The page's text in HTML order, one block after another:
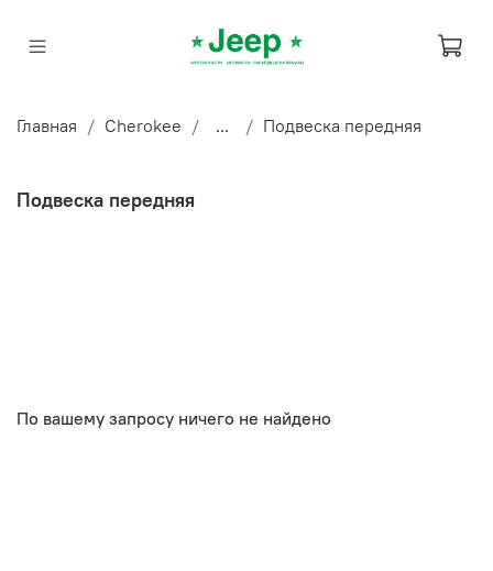
Главная Cherokee ... Подвеска передняя
Подвеска передняя
По вашему запросу ничего не найдено